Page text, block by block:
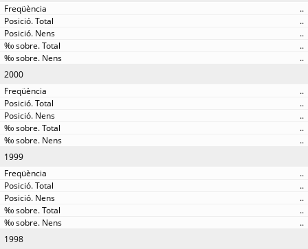
..
..
..
..
..
2000
..
..
..
..
..
1999
..
..
..
..
..
1998